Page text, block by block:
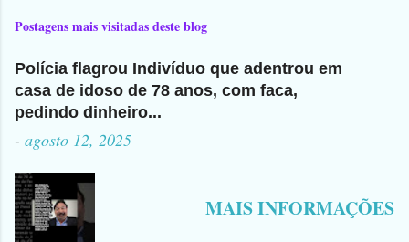
Postagens mais visitadas deste blog
Polícia flagrou Indivíduo que adentrou em
casa de idoso de 78 anos, com faca,
pedindo dinheiro...
- agosto 12, 2025
MAIS INFORMAÇÕES